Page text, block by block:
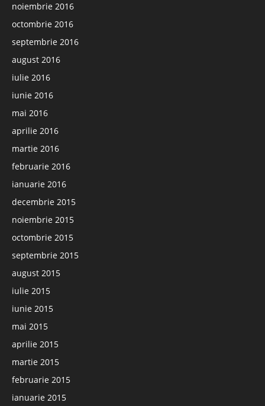
noiembrie 2016
octombrie 2016
septembrie 2016
august 2016
iulie 2016
iunie 2016
mai 2016
aprilie 2016
martie 2016
februarie 2016
ianuarie 2016
decembrie 2015
noiembrie 2015
octombrie 2015
septembrie 2015
august 2015
iulie 2015
iunie 2015
mai 2015
aprilie 2015
martie 2015
februarie 2015
ianuarie 2015